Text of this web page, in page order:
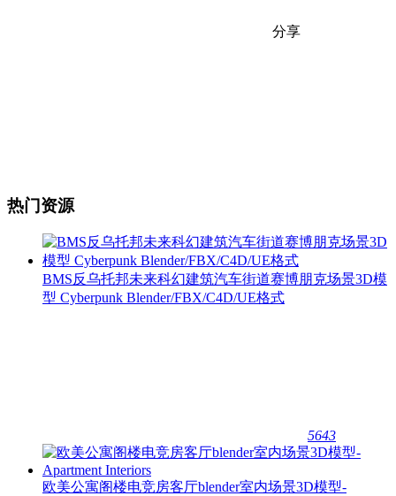
分享
热门资源
BMS反乌托邦未来科幻建筑汽车街道赛博朋克场景3D模
型 Cyberpunk Blender/FBX/C4D/UE格式
5643
欧美公寓阁楼电竞房客厅blender室内场景3D模型-